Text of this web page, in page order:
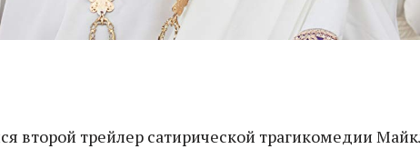
второй трейлер сатирической трагикомедии